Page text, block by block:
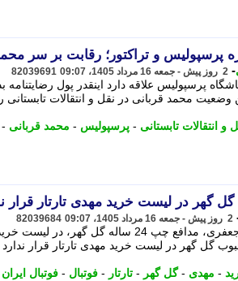
پرسپولیس و تراکتور؛ رقابت بر سر
- 2 روز پیش - جمعه 16 مرداد 1405، 09:07 82039691
پرسپولیس علاقه دارد اینقدر پول رضایتنامه
محمد قربانی در نقل و انتقالات تابستانی
و انتقالات تابستانی - پرسپولیس - محمد قربانی -
گهر در لیست خرید مهدی تارتار قرار
2 روز پیش - جمعه 16 مرداد 1405، 09:07 82039684
با وجود شایعات، امیر جعفری، مدافع چپ 24 ساله گل
گل گهر در لیست خرید مهدی تارتار قرار ندارد
- مهدی -گل گهر - تارتار - فوتبال - فوتبال ایران